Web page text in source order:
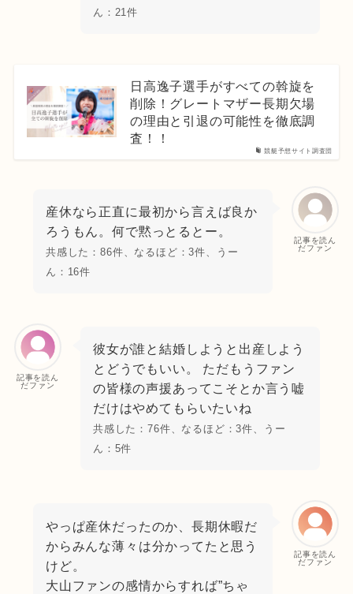
ん：21件
競艇予想サイト調査団
日高逸子選手がすべての斡旋を
削除！グレートマザー長期欠場
の理由と引退の可能性を徹底調
査！！
記事を読ん
だファン
産休なら正直に最初から言えば良か
ろうもん。何で黙っとるとー。
共感した：86件、なるほど：3件、うー
ん：16件
記事を読ん
だファン
彼女が誰と結婚しようと出産しよう
とどうでもいい。 ただもうファン
の皆様の声援あってこそとか言う嘘
だけはやめてもらいたいね
共感した：76件、なるほど：3件、うー
ん：5件
記事を読ん
だファン
やっぱ産休だったのか、長期休暇だ
からみんな薄々は分かってたと思う
けど。
大山ファンの感情からすれば”ちゃ